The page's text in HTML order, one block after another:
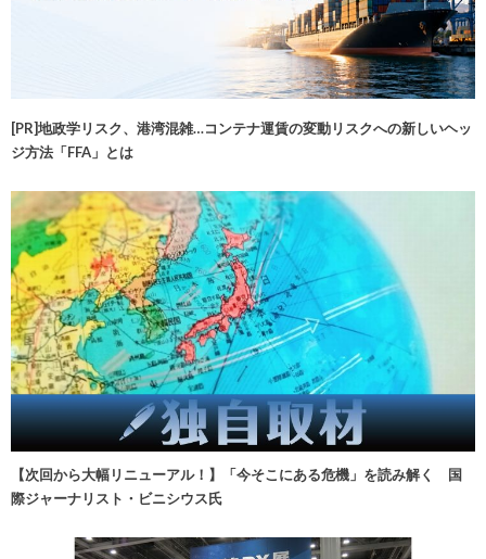
[PR]地政学リスク、港湾混雑…コンテナ運賃の変動リスクへの新しいヘッ
ジ方法「FFA」とは
【次回から大幅リニューアル！】「今そこにある危機」を読み解く 国
際ジャーナリスト・ビニシウス氏